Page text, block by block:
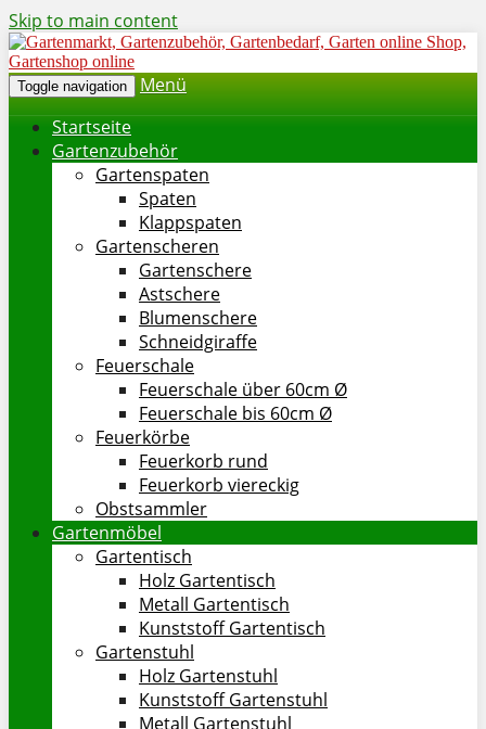
Skip to main content
Toggle navigation
Menü
Startseite
Gartenzubehör
Gartenspaten
Spaten
Klappspaten
Gartenscheren
Gartenschere
Astschere
Blumenschere
Schneidgiraffe
Feuerschale
Feuerschale über 60cm Ø
Feuerschale bis 60cm Ø
Feuerkörbe
Feuerkorb rund
Feuerkorb viereckig
Obstsammler
Gartenmöbel
Gartentisch
Holz Gartentisch
Metall Gartentisch
Kunststoff Gartentisch
Gartenstuhl
Holz Gartenstuhl
Kunststoff Gartenstuhl
Metall Gartenstuhl